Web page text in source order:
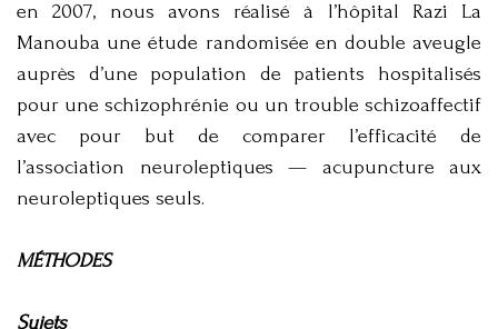
en 2007, nous avons réalisé à l’hôpital Razi La
Manouba une étude randomisée en double aveugle
auprès d’une population de patients hospitalisés
pour une schizophrénie ou un trouble schizoaffectif
avec pour but de comparer l’efficacité de
l’association neuroleptiques — acupuncture aux
neuroleptiques seuls.
MÉTHODES
Sujets